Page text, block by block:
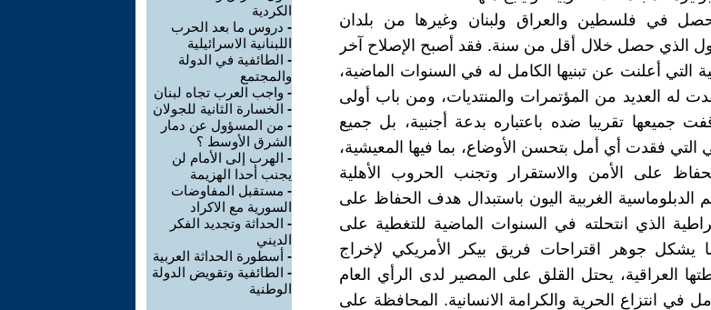
في فلسطين والعراق ولبنان وغيرها من بلدان
الذي حصل خلال أقل من سنة. فقد أصبح الإصلاح آخر
التي أعلنت عن تبنيها الكامل له في السنوات الماضية،
له العديد من المؤتمرات والمنتديات، ومن باب أولى
جميعها تقريبا ضده باعتباره بدعة أجنبية، بل جميع
التي فقدت أي أمل بتحسن الأوضاع، بما فيها المعيشية،
على الأمن والاستقرار وتجنب الحروب الأهلية
الدبلوماسية الغربية اليون باستبدال هدف الحفاظ على
الذي انتحلته في السنوات الماضية للتغطية على
يشكل جوهر اقتراحات فريق بيكر الأمريكي لإخراج
العراقية، يحتل القلق على المصير لدى الرأي العام
في انتزاع الحرية والكرامة الانسانية. المحافظة على
الكردية
- دروس ما بعد الحرب
اللبنانية الاسرائيلية
- الطائفية في الدولة
والمجتمع
- واجب العرب تجاه لبنان
- الخسارة الثانية للجولان
- من المسؤول عن دمار
الشرق الأوسط ؟
- الهرب إلى الأمام لن
يجنب أحدا الهزيمة
- مستقبل المفاوضات
السورية مع الاكراد
- الحداثة وتجديد الفكر
الديني
- أسطورة الحداثة العربية
- الطائفية وتقويض الدولة
الوطنية